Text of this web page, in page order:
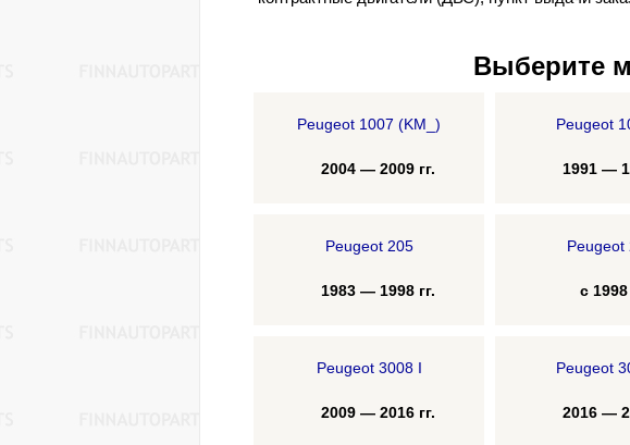
Выберите
Peugeot 1007 (KM_)
2004 — 2009 гг.
Peugeot
1991 —
Peugeot 205
1983 — 1998 гг.
Peugeot
с 1998
Peugeot 3008 I
2009 — 2016 гг.
Peugeot
2016 —